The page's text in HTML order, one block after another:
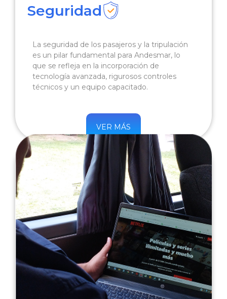
Seguridad
La seguridad de los pasajeros y la tripulación
es un pilar fundamental para Andesmar, lo
que se refleja en la incorporación de
tecnología avanzada, rigurosos controles
técnicos y un equipo capacitado.
VER MÁS